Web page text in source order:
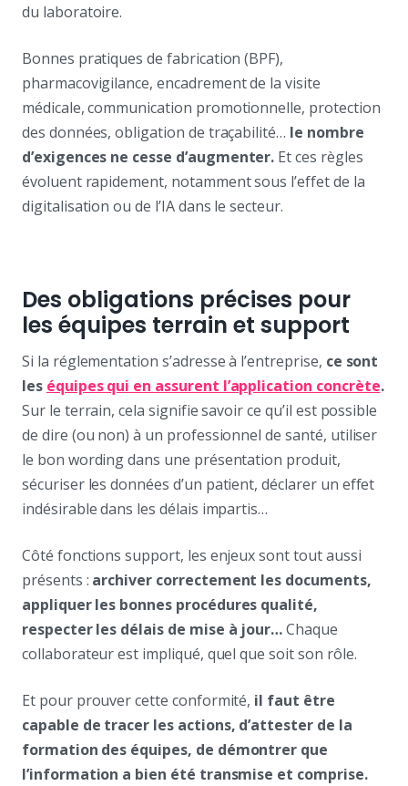
du laboratoire.
Bonnes pratiques de fabrication (BPF),
pharmacovigilance, encadrement de la visite
médicale, communication promotionnelle, protection
des données, obligation de traçabilité… le nombre
d’exigences ne cesse d’augmenter. Et ces règles
évoluent rapidement, notamment sous l’effet de la
digitalisation ou de l’IA dans le secteur.
Des obligations précises pour
les équipes terrain et support
Si la réglementation s’adresse à l’entreprise, ce sont
les équipes qui en assurent l’application concrète.
Sur le terrain, cela signifie savoir ce qu’il est possible
de dire (ou non) à un professionnel de santé, utiliser
le bon wording dans une présentation produit,
sécuriser les données d’un patient, déclarer un effet
indésirable dans les délais impartis…
Côté fonctions support, les enjeux sont tout aussi
présents : archiver correctement les documents,
appliquer les bonnes procédures qualité,
respecter les délais de mise à jour…Chaque
collaborateur est impliqué, quel que soit son rôle.
Et pour prouver cette conformité, il faut être
capable de tracer les actions, d’attester de la
formation des équipes, de démontrer que
l’information a bien été transmise et comprise.